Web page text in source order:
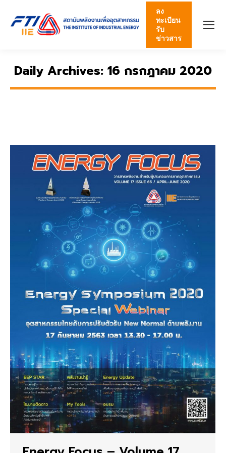
ลง
ทะเบียน
รับ
ข่าวสาร
Daily Archives: 16 กรกฎาคม 2020